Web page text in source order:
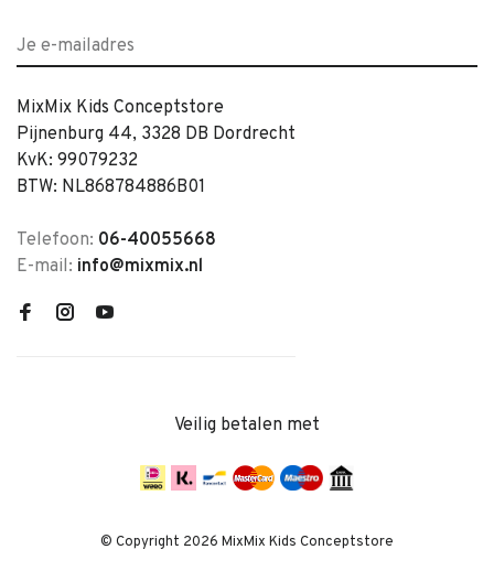
MixMix Kids Conceptstore
Pijnenburg 44, 3328 DB Dordrecht
KvK: 99079232
BTW: NL868784886B01
Telefoon: 06-40055668
E-mail: info@mixmix.nl
Veilig betalen met
© Copyright 2026 MixMix Kids Conceptstore